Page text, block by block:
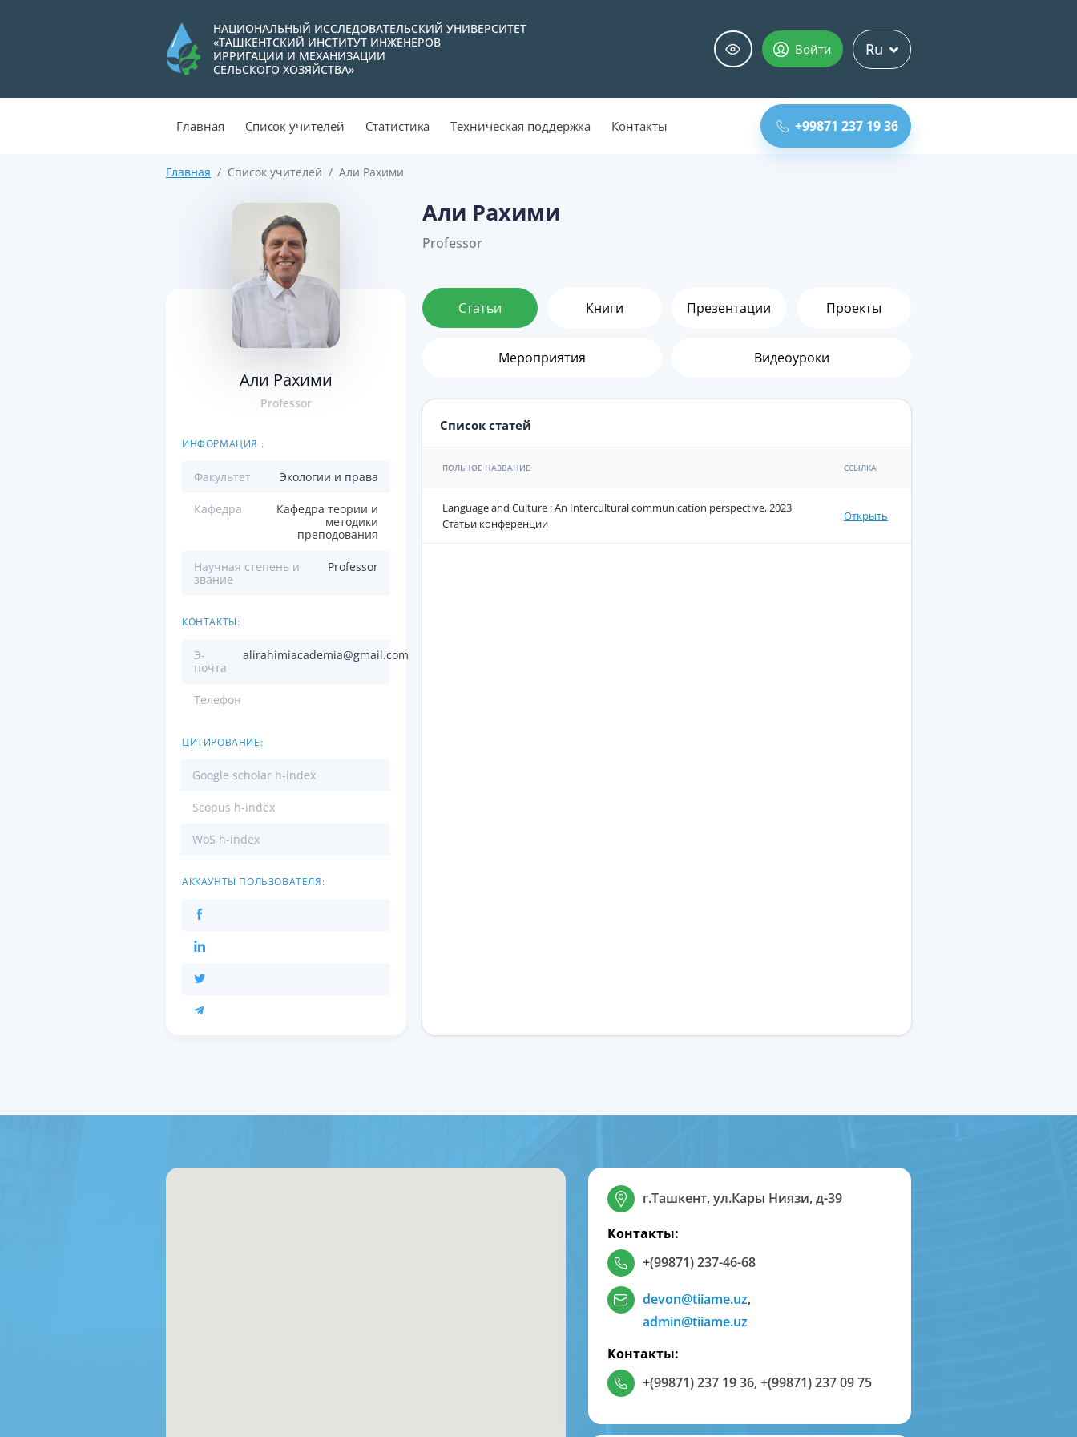
НАЦИОНАЛЬНЫЙ ИССЛЕДОВАТЕЛЬСКИЙ УНИВЕРСИТЕТ
«ТАШКЕНТСКИЙ ИНСТИТУТ ИНЖЕНЕРОВ
ИРРИГАЦИИ И МЕХАНИЗАЦИИ
СЕЛЬСКОГО ХОЗЯЙСТВА»
Войти Ru
Главная Список учителей Статистика Техническая поддержка Контакты +99871 237 19 36
Главная Список учителей Али Рахими
Али Рахими
Professor
ИНФОРМАЦИЯ :
Факультет Экологии и права
Кафедра
Кафедра теории и
методики
преподования
Научная степень и
звание
Professor
КОНТАКТЫ:
Э-
почта
alirahimiacademia@gmail.com
Телефон
ЦИТИРОВАНИЕ:
Google scholar h-index
Scopus h-index
WoS h-index
АККАУНТЫ ПОЛЬЗОВАТЕЛЯ:
Али Рахими
Professor
Статьи Книги Презентации Проекты
Мероприятия Видеоуроки
Список статей
ПОЛЬНОЕ НАЗВАНИЕ ССЫЛКА
Language and Culture : An Intercultural communication perspective, 2023
Статьи конференции
Открыть
г.Ташкент, ул.Кары Ниязи, д-39
Контакты:
+(99871) 237-46-68
devon@tiiame.uz,
admin@tiiame.uz
Контакты:
+(99871) 237 19 36,+(99871) 237 09 75